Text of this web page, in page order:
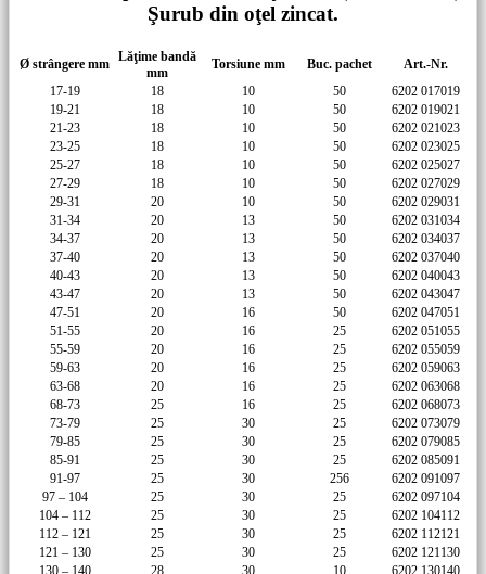
Şurub din oţel zincat.
Ø strângere mm Lăţime bandă
mm
Torsiune mm Buc. pachet
Art.-Nr.
17-19
18 10 50
6202 017019
19-21
18 10 50
6202 019021
21-23
18 10 50
6202 021023
23-25
18 10 50
6202 023025
25-27
18 10 50
6202 025027
27-29
18 10 50
6202 027029
29-31
20 10 50
6202 029031
31-34
20 13 50
6202 031034
34-37
20 13 50
6202 034037
37-40
20 13 50
6202 037040
40-43
20 13 50
6202 040043
43-47
20 13 50
6202 043047
47-51
20 16 50
6202 047051
51-55
20 16 25
6202 051055
55-59
20 16 25
6202 055059
59-63
20 16 25
6202 059063
63-68
20 16 25
6202 063068
68-73
25 16 25
6202 068073
73-79
25 30 25
6202 073079
79-85
25 30 25
6202 079085
85-91
25 30 25
6202 085091
91-97
25 30 256
6202 091097
97 – 104
25 30 25
6202 097104
104 – 112
25 30 25
6202 104112
112 – 121
25 30 25
6202 112121
121 – 130
25 30 25
6202 121130
130 – 140
28 30 10 6202 130140